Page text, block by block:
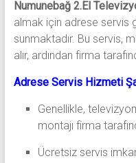
Numunebağ 2.El
almak için adrese servis
sunmaktadır. Bu servis,
alır, ardından firma
Adrese Servis Hizmeti
Genellikle,
montajı firma
Ücretsiz servis